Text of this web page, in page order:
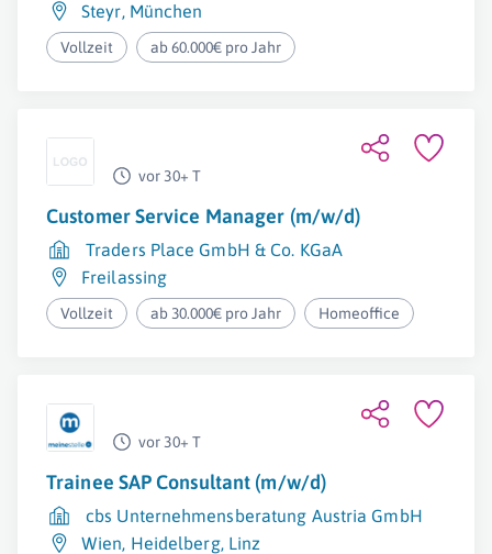
Steyr, München
Vollzeit ab 60.000€ pro Jahr
vor 30+ T
Customer Service Manager (m/w/d)
Traders Place GmbH & Co. KGaA
Freilassing
Vollzeit ab 30.000€ pro Jahr Homeoffice
vor 30+ T
Trainee SAP Consultant (m/w/d)
cbs Unternehmensberatung Austria GmbH
Wien, Heidelberg, Linz